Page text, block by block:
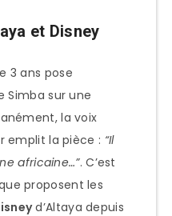
et Disney
3 ans pose
Simba sur une
la voix
emplit la pièce : “Il
africaine…”. C’est
proposent les
d’Altaya depuis